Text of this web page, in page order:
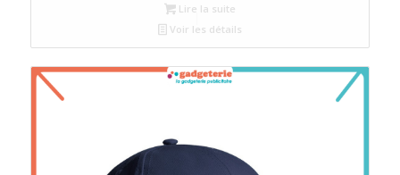
Lire la suite
Voir les détails